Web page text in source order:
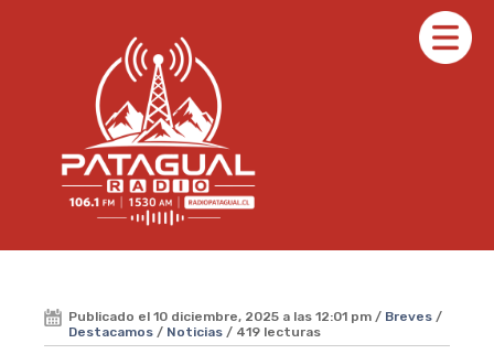
Publicado el 10 diciembre, 2025 a las 12:01 pm / Breves /
Destacamos / Noticias / 419 lecturas